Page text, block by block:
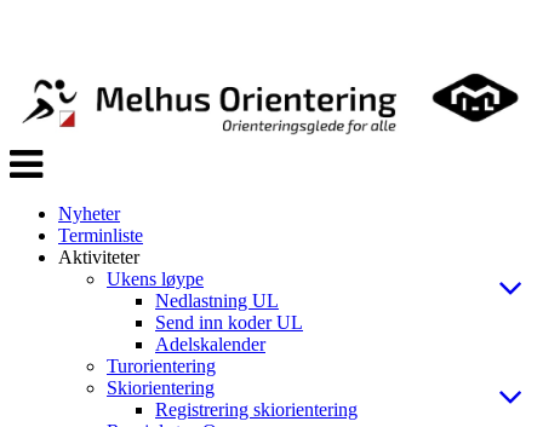
Veksle
navigasjon
Nyheter
Terminliste
Aktiviteter
Ukens løype
Nedlastning UL
Send inn koder UL
Adelskalender
Turorientering
Skiorientering
Registrering skiorientering